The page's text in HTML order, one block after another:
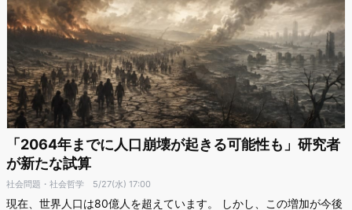
「2064年までに人口崩壊が起きる可能性も」研究者
が新たな試算
社会問題・社会哲学 5/27(水) 17:00
現在、世界人口は80億人を超えています。 しかし、この増加が今後